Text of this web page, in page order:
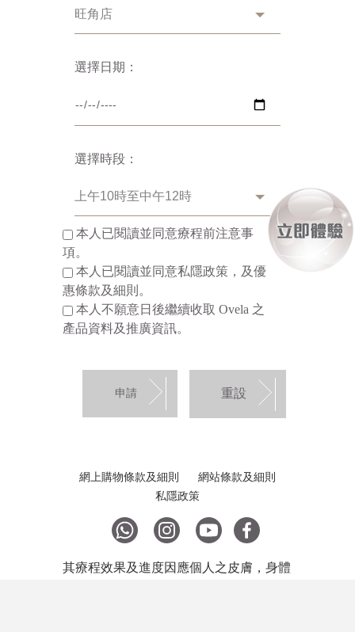
選擇日期：
選擇時段：
本人已閱讀並同意療程前注意事
項。
本人已閱讀並同意私隱政策，及優
惠條款及細則。
本人不願意日後繼續收取 Ovela 之
產品資料及推廣資訊。
網上購物條款及細則
網站條款及細則
私隱政策
其療程效果及進度因應個人之皮膚，身體